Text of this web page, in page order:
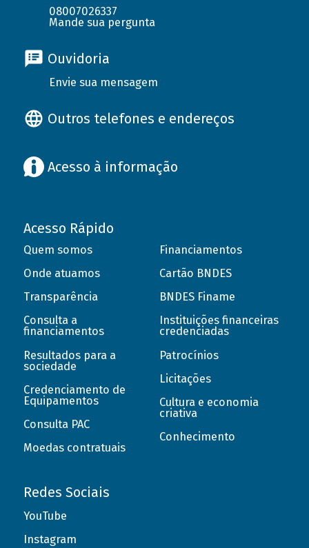
08007026337
Mande sua pergunta
Ouvidoria
Envie sua mensagem
Outros telefones e endereços
Acesso à informação
Acesso Rápido
Quem somos
Onde atuamos
Transparência
Consulta a
financiamentos
Resultados para a
sociedade
Credenciamento de
Equipamentos
Consulta PAC
Moedas contratuais
Financiamentos
Cartão BNDES
BNDES Finame
Instituições financeiras
credenciadas
Patrocínios
Licitações
Cultura e economia
criativa
Conhecimento
Redes Sociais
YouTube
Instagram